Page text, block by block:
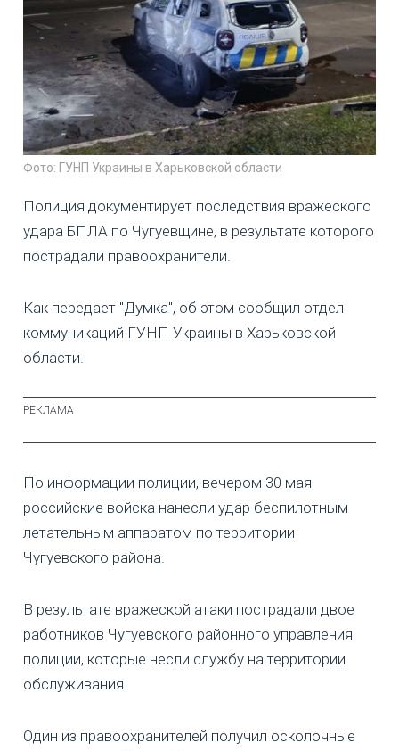
Фото: ГУНП Украины в Харьковской области
Полиция документирует последствия вражеского
удара БПЛА по Чугуевщине, в результате которого
пострадали правоохранители.
Как передает "Думка", об этом сообщил отдел
коммуникаций ГУНП Украины в Харьковской
области.
По информации полиции, вечером 30 мая
российские войска нанесли удар беспилотным
летательным аппаратом по территории
Чугуевского района.
В результате вражеской атаки пострадали двое
работников Чугуевского районного управления
полиции, которые несли службу на территории
обслуживания.
Один из правоохранителей получил осколочные